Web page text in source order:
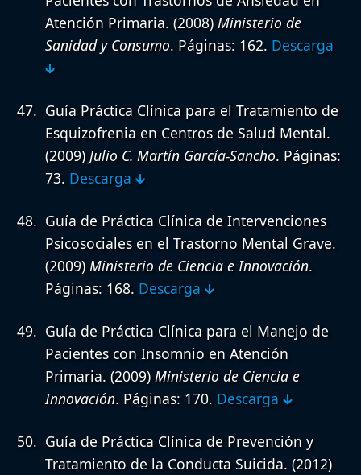
Atención Primaria. (2008) Ministerio de
Sanidad y Consumo. Páginas: 162. Descarga
🡳
Guía Práctica Clínica para el Tratamiento de
Esquizofrenia en Centros de Salud Mental.
(2009) Julio C. Martín García-Sancho. Páginas:
73. Descarga 🡳
Guía de Práctica Clínica de Intervenciones
Psicosociales en el Trastorno Mental Grave.
(2009) Ministerio de Ciencia e Innovación.
Páginas: 168. Descarga 🡳
Guía de Práctica Clínica para el Manejo de
Pacientes con Insomnio en Atención
Primaria. (2009) Ministerio de Ciencia e
Innovación. Páginas: 170. Descarga 🡳
Guía de Práctica Clínica de Prevención y
Tratamiento de la Conducta Suicida. (2012)